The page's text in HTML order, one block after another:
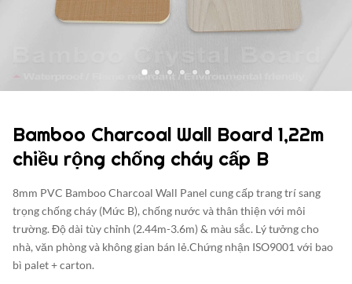
Bamboo Charcoal Wall Board 1,22m
chiều rộng chống cháy cấp B
8mm PVC Bamboo Charcoal Wall Panel cung cấp trang trí sang
trọng chống cháy (Mức B), chống nước và thân thiện với môi
trường. Độ dài tùy chỉnh (2.44m-3.6m) & màu sắc. Lý tưởng cho
nhà, văn phòng và không gian bán lẻ.Chứng nhận ISO9001 với bao
bì palet + carton.